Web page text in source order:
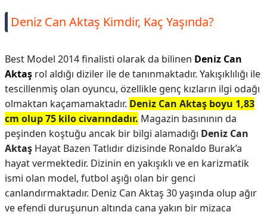
Deniz Can Aktaş Kimdir, Kaç Yaşında?
Best Model 2014 finalisti olarak da bilinen Deniz Can
Aktaş rol aldığı diziler ile de tanınmaktadır. Yakışıklılığı ile
tescillenmiş olan oyuncu, özellikle genç kızların ilgi odağı
olmaktan kaçamamaktadır. Deniz Can Aktaş boyu 1,83
cm olup 75 kilo civarındadır. Magazin basınının da
peşinden koştuğu ancak bir bilgi alamadığı Deniz Can
Aktaş Hayat Bazen Tatlıdır dizisinde Ronaldo Burak’a
hayat vermektedir. Dizinin en yakışıklı ve en karizmatik
ismi olan model, futbol aşığı olan bir genci
canlandırmaktadır. Deniz Can Aktaş 30 yaşında olup ağır
ve efendi duruşunun altında cana yakın bir mizaca